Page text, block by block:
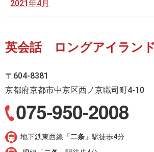
2021年4月
英会話 ロングアイラン
〒604-8381
京都府京都市中京区西ノ京職司町4-10
地下鉄東西線「二条 」駅徒歩4分